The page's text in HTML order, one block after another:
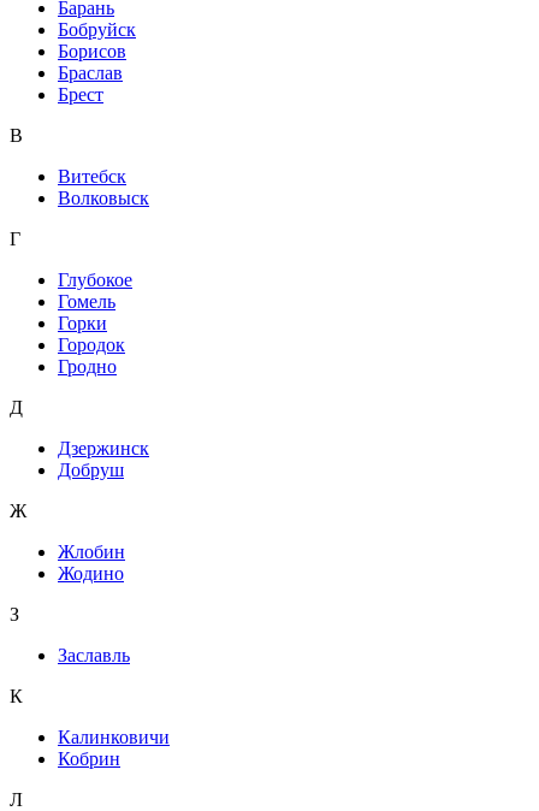
Барань
Бобруйск
Борисов
Браслав
Брест
В
Витебск
Волковыск
Г
Глубокое
Гомель
Горки
Городок
Гродно
Д
Дзержинск
Добруш
Ж
Жлобин
Жодино
З
Заславль
К
Калинковичи
Кобрин
Л